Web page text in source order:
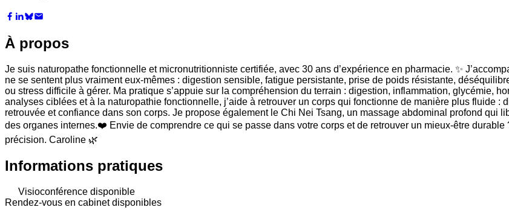
À propos
Je suis naturopathe fonctionnelle et micronutritionniste certifiée, avec 30 ans d’expérience en pharmacie. ✨
ne se sentent plus vraiment eux-mêmes : digestion sensible, fatigue persistante, prise de poids résistante,
ou stress difficile à gérer. Ma pratique s’appuie sur la compréhension du terrain : digestion, inflammation, glycémie,
analyses ciblées et à la naturopathie fonctionnelle, j’aide à retrouver un corps qui fonctionne de manière plus fluide
retrouvée et confiance dans son corps. Je propose également le Chi Nei Tsang, un massage abdominal profond qui
des organes internes.❤️ Envie de comprendre ce qui se passe dans votre corps et de retrouver un mieux-être
précision. Caroline 🌿
Informations pratiques
Visioconférence disponible
Rendez-vous en cabinet disponibles